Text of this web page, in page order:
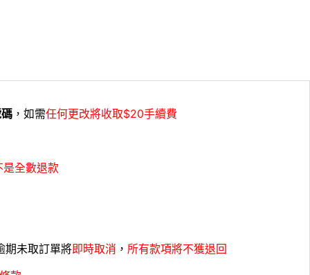
，如需任何更改將收取$20手續費
是全數退款
期未取訂單將即時取消 ， 所有款項將不獲退回